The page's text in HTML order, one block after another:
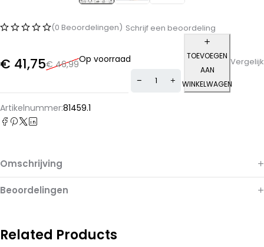
(0 Beoordelingen) Schrijf een beoordeling
€46,99
€ 41,75 Op voorraad
TOEVOEGEN
AAN
WINKELWAGEN
Vergelijk
Artikelnummer:81459.1
Omschrijving
Beoordelingen
Related Products